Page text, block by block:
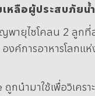
หลือผู้ประสบภัยน้
ายุไซโคลน 2 ลูกที่
ค์การอาหารโลกแ
นำมาใช้เพื่อวิเคร